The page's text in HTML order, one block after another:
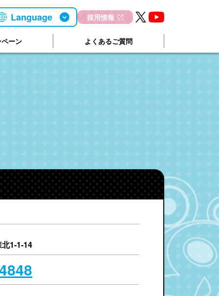
Language 採用情報
ーン よくあるご質問
1-1-14